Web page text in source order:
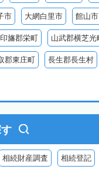
市 大網白里市 館山市
印旛郡栄町 山武郡横芝光
郡東庄町 長生郡長生村
相続財産調査 相続登記